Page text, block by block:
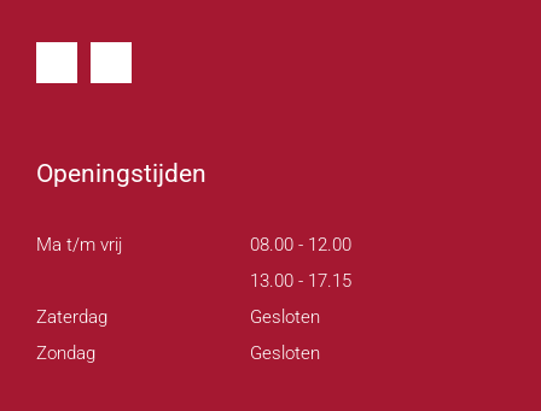
Openingstijden
Ma t/m vrij
08.00 - 12.00
13.00 - 17.15
Zaterdag
Gesloten
Zondag
Gesloten